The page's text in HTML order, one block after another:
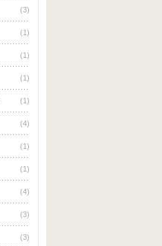
(3)
(1)
(1)
(1)
(1)
(4)
(1)
(1)
(4)
(3)
(3)